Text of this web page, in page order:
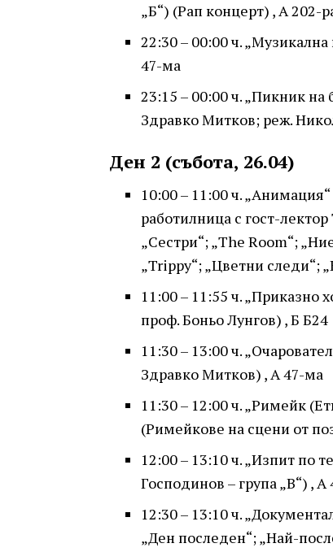
„Б“) (Рап концерт) , А 202-
22:30 – 00:00 ч.
47-ма
23:15 – 00:00 ч. „Пикник на
Здравко Митков; реж.
Ден 2 (събота, 26.04)
10:00 – 11:00 ч.
работилница с гост-
„Сестри“; „The Room“;
„Trippy“; „Цветни следи“;
11:00 – 11:55 ч. „Приказно
проф. Боньо Лунгов) , Б Б24
11:30 – 13:00 ч.
Здравко Митков) , А 47-ма
11:30 – 12:00 ч. „Римейк
(Римейкове на сцени от
12:00 – 13:10 ч. „Изпит по
Господинов – група „В“) , А
12:30 – 13:10 ч.
„Ден последен“; „Най-